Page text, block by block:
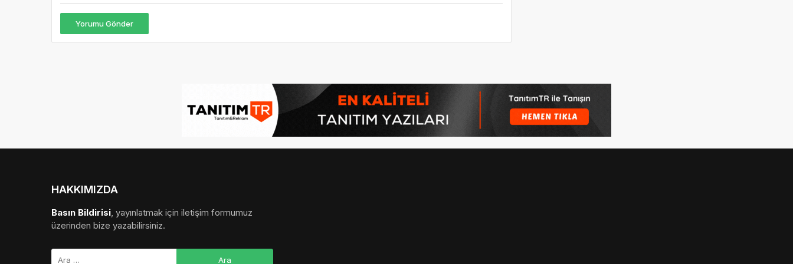
Yorumu Gönder
HAKKIMIZDA
Basın Bildirisi, yayınlatmak için iletişim formumuz
üzerinden bize yazabilirsiniz.